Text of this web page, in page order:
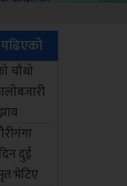
चाैथो
दुई
भेटिए